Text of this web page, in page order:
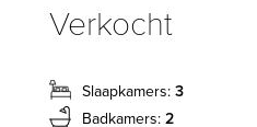
Verkocht
Slaapkamers: 3
Badkamers: 2